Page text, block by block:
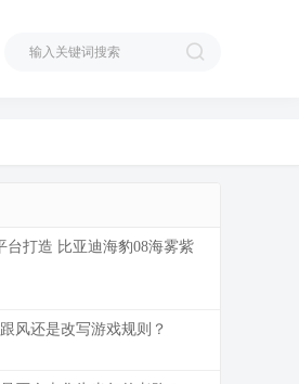
台打造 比亚迪海豹08海雾紫
风还是改写游戏规则？